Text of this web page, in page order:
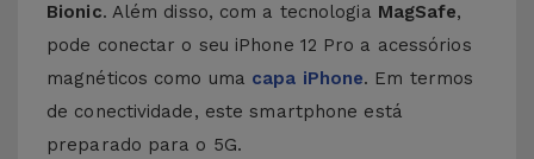
Bionic. Além disso, com a tecnologia MagSafe,
pode conectar o seu iPhone 12 Pro a acessórios
magnéticos como uma capa iPhone. Em termos
de conectividade, este smartphone está
preparado para o 5G.